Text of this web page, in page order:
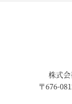
株式
〒676-